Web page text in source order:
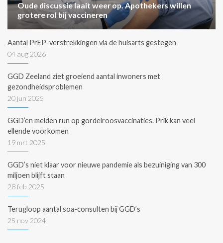
Oude discussie laait weer op. Apothekers willen
grotere rol bij vaccineren
Aantal PrEP-verstrekkingen via de huisarts gestegen
04 aug 2026
GGD Zeeland ziet groeiend aantal inwoners met
gezondheidsproblemen
20 jun 2025
GGD’en melden run op gordelroosvaccinaties. Prik kan veel
ellende voorkomen
19 mrt 2025
GGD’s niet klaar voor nieuwe pandemie als bezuiniging van 300
miljoen blijft staan
28 feb 2025
Terugloop aantal soa-consulten bij GGD’s
25 nov 2024